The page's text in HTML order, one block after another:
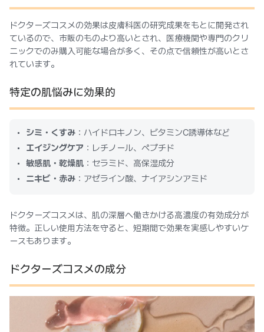
ドクターズコスメの効果は皮膚科医の研究成果をもとに開発され
ているので、市販のものより高いとされ、医療機関や専門のクリ
ニックでのみ購入可能な場合が多く、その点で信頼性が高いとさ
れています。
特定の肌悩みに効果的
シミ・くすみ ：ハイドロキノン、ビタミンC誘導体など
エイジングケア ：レチノール、ペプチド
敏感肌・乾燥肌 ：セラミド、高保湿成分
ニキビ・赤み ：アゼライン酸、ナイアシンアミド
ドクターズコスメは、肌の深層へ働きかける高濃度の有効成分が
特徴。正しい使用方法を守ると、短期間で効果を実感しやすいケ
ースもあります。
ドクターズコスメの成分